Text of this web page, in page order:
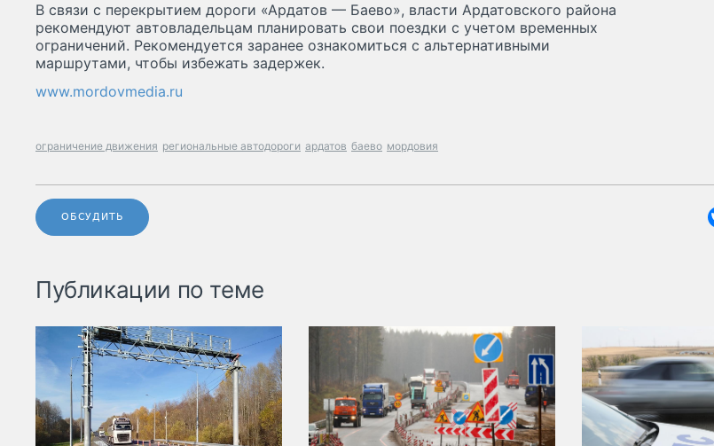
В связи с перекрытием дороги «Ардатов — Баево», власти Ардатовского района
рекомендуют автовладельцам планировать свои поездки с учетом временных
ограничений. Рекомендуется заранее ознакомиться с альтернативными
маршрутами, чтобы избежать задержек.
www.mordovmedia.ru
ограничение движения региональные автодороги ардатов баево мордовия
ОБСУДИТЬ
Публикации по теме